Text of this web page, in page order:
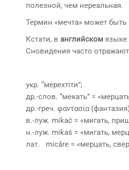
полезной, чем нереальная.
Термин «мечта» может
Кстати, в английском языке
Сновидения часто
укр. “мерехтіти”;
др.-слов. “мекать” =
др.-греч. φαντασία
в.-луж. mikać = «мигать,
н.-луж. mikaś = «мигать,
лат. micārе = «мерцать,